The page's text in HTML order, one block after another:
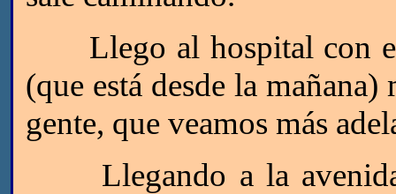
Llego al hospital con el
(que está desde la
gente, que veamos más
Llegando a la avenida